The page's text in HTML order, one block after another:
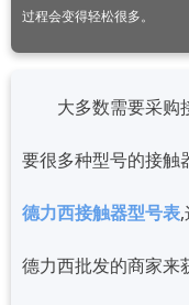
过程会变得轻松很多。
大多数需要采购
要很多种型号的接触
德力西接触器型号表
德力西批发的商家来